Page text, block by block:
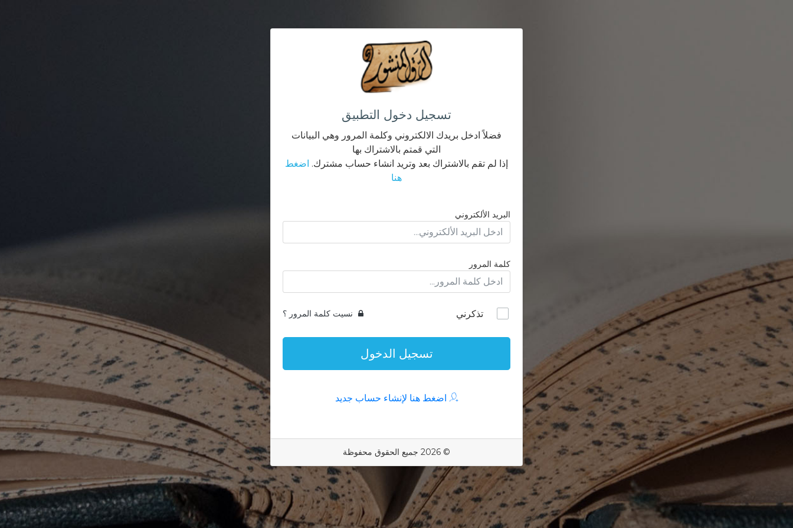
تسجيل دخول التطبيق
فضلاً ادخل بريدك الالكتروني وكلمة المرور وهي البيانات
التي قمتم بالاشتراك بها
إذا لم تقم بالاشتراك بعد وتريد انشاء حساب مشترك. اضغط
هنا
البريد الألكتروني
كلمة المرور
تذكرني نسيت كلمة المرور ؟
تسجيل الدخول
اضغط هنا لإنشاء حساب جديد
© 2026 جميع الحقوق محفوظة